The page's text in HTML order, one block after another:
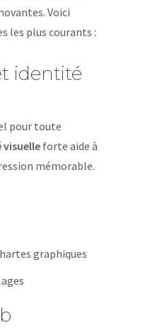
Voici
les plus courants :
identité
pour toute
forte aide à
mémorable.
graphiques